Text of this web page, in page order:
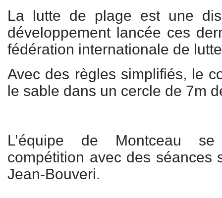
La lutte de plage est une
développement lancée ces
fédération internationale de
Avec des règles simplifiés, le
le sable dans un cercle de 7m
L’équipe de Montceau
compétition avec des séances
Jean-Bouveri.